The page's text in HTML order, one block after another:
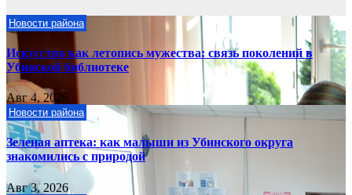
Новости района
Искусство как летопись мужества: связь поколений в
Убинской библиотеке
Авг 4, 2026
Новости района
Зеленая аптека: как малыши из Убинского округа
знакомились с природой
Авг 3, 2026